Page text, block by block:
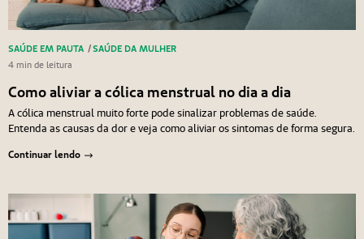
SAÚDE EM PAUTA /SAÚDE DA MULHER
4 min de leitura
Como aliviar a cólica menstrual no dia a dia
A cólica menstrual muito forte pode sinalizar problemas de saúde.
Entenda as causas da dor e veja como aliviar os sintomas de forma segura.
Continuar lendo